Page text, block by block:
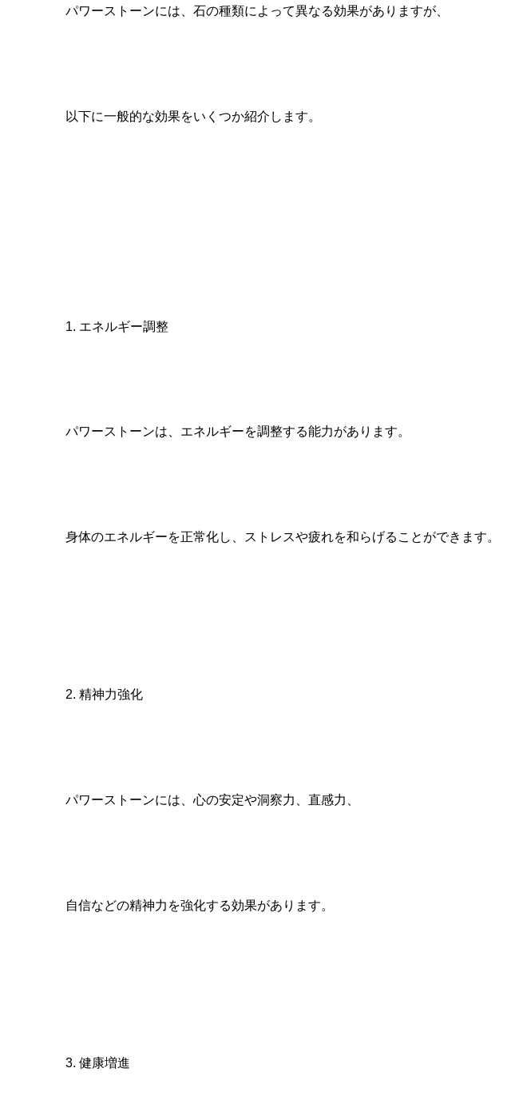
パワーストーンには、石の種類によって異なる効果がありますが、
以下に一般的な効果をいくつか紹介します。
1. エネルギー調整
パワーストーンは、エネルギーを調整する能力があります。
身体のエネルギーを正常化し、 ストレスや疲れを和らげることができます。
2. 精神力強化
パワーストーンには、心の安定や洞察力、直感力、
自信などの精神力を強化する効果があります。
3. 健康増進